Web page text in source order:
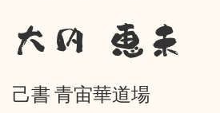
大内 恵未
己書 青宙華道場